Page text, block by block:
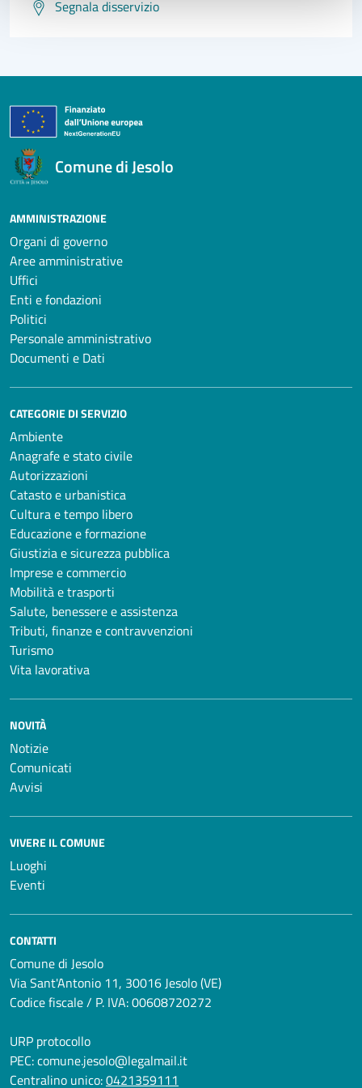
Segnala disservizio
Comune di Jesolo
AMMINISTRAZIONE
Organi di governo
Aree amministrative
Uffici
Enti e fondazioni
Politici
Personale amministrativo
Documenti e Dati
CATEGORIE DI SERVIZIO
Ambiente
Anagrafe e stato civile
Autorizzazioni
Catasto e urbanistica
Cultura e tempo libero
Educazione e formazione
Giustizia e sicurezza pubblica
Imprese e commercio
Mobilità e trasporti
Salute, benessere e assistenza
Tributi, finanze e contravvenzioni
Turismo
Vita lavorativa
NOVITÀ
Notizie
Comunicati
Avvisi
VIVERE IL COMUNE
Luoghi
Eventi
CONTATTI
Comune di Jesolo
Via Sant'Antonio 11, 30016 Jesolo (VE)
Codice fiscale / P. IVA: 00608720272
URP protocollo
PEC:comune.jesolo@legalmail.it
Centralino unico:0421359111